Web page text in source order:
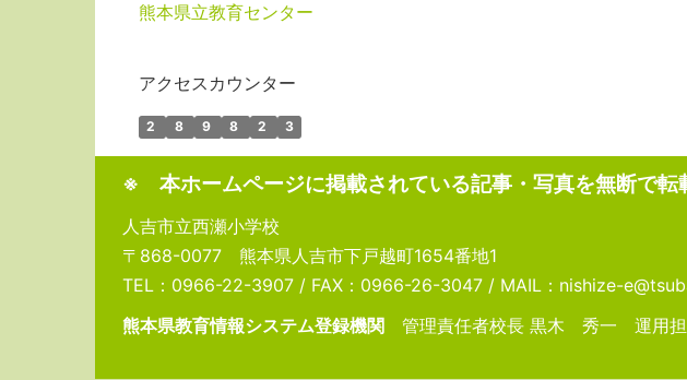
熊本県立教育センター
アクセスカウンター
2 8 9 8 2 3
※ 本ホームページに掲載されている記事・写真を無断で転
人吉市立西瀬小学校
〒868-0077 熊本県人吉市下戸越町1654番地1
TEL：0966-22-3907 / FAX：0966-26-3047 / MAIL：nishize-
熊本県教育情報システム登録機関 管理責任者校長 黒木 秀一 運用